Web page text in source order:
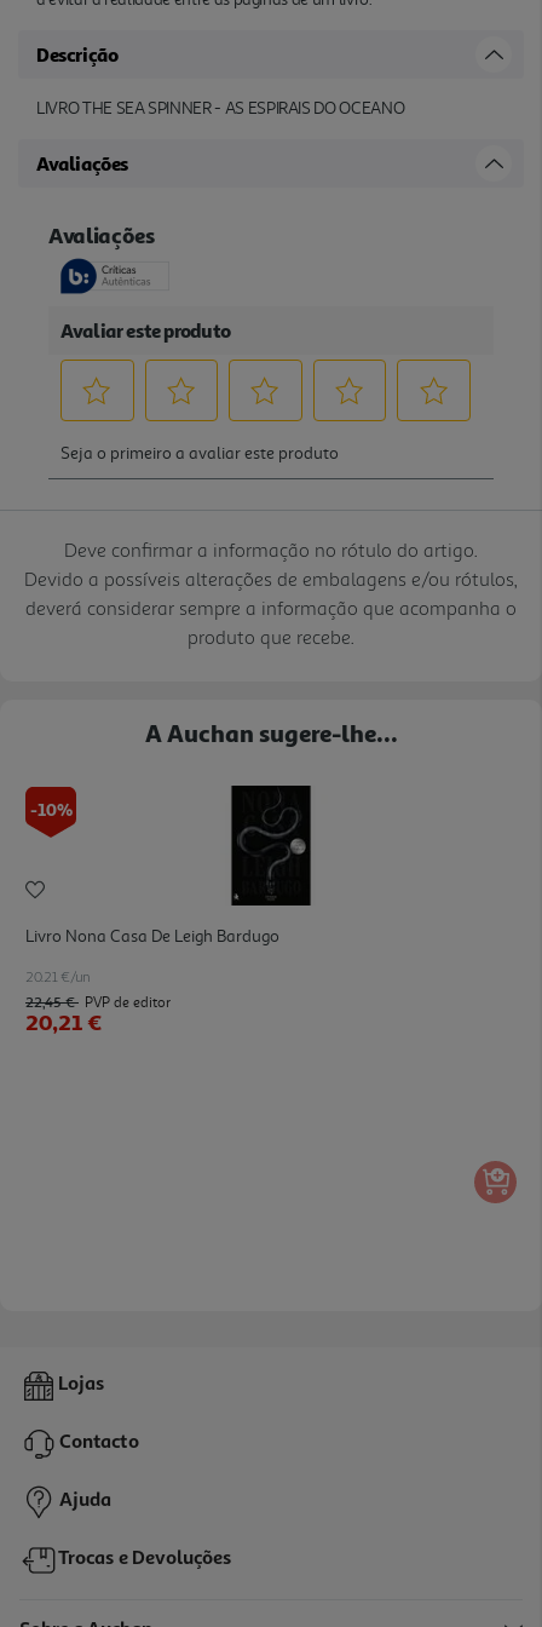
Descrição
LIVRO THE SEA SPINNER - AS ESPIRAIS DO OCEANO
Avaliações
Deve confirmar a informação no rótulo do artigo.
Devido a possíveis alterações de embalagens e/ou rótulos,
deverá considerar sempre a informação que acompanha o
produto que recebe.
A Auchan sugere-lhe...
-10%
Livro Nona Casa De Leigh Bardugo
20.21 €/un
22,45 € PVP de editor
20,21 €
Lojas
Contacto
Ajuda
Trocas e Devoluções